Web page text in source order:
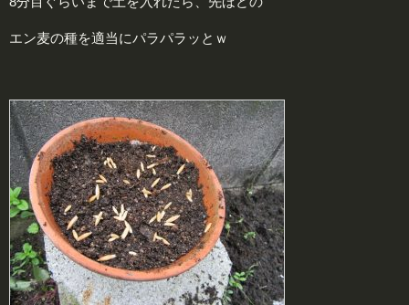
エン麦の種を適当にパラパラッとｗ